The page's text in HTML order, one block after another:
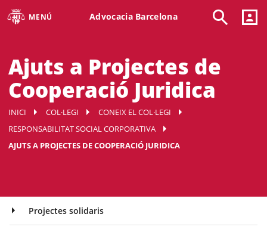
MENÚ Advocacia Barcelona
Ajuts a Projectes de
Cooperació Juridica
INICI COL·LEGI
CONEIX EL COL·LEGI
RESPONSABILITAT SOCIAL CORPORATIVA
AJUTS A PROJECTES DE COOPERACIÓ JURIDICA
Projectes solidaris